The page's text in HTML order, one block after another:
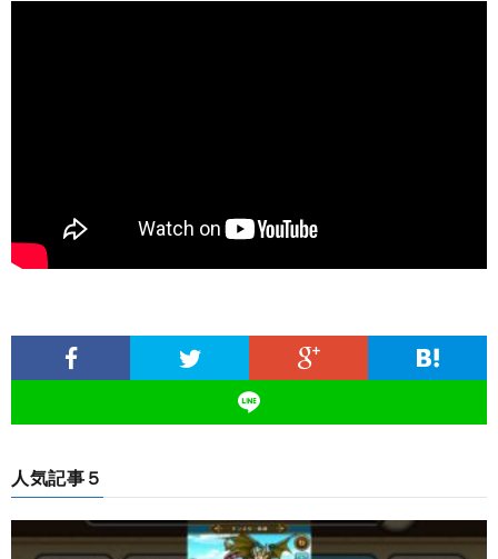
人気記事５